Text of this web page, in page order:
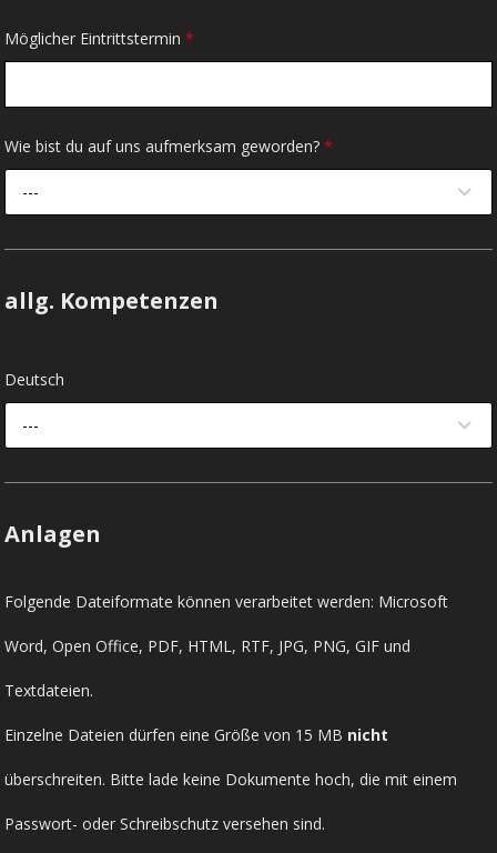
Möglicher Eintrittstermin*
Wie bist du auf uns aufmerksam geworden?*
---
allg. Kompetenzen
Deutsch
---
Anlagen
Folgende Dateiformate können verarbeitet werden: Microsoft
Word, Open Office, PDF, HTML, RTF, JPG, PNG, GIF und
Textdateien.
Einzelne Dateien dürfen eine Größe von 15 MB nicht
überschreiten. Bitte lade keine Dokumente hoch, die mit einem
Passwort- oder Schreibschutz versehen sind.